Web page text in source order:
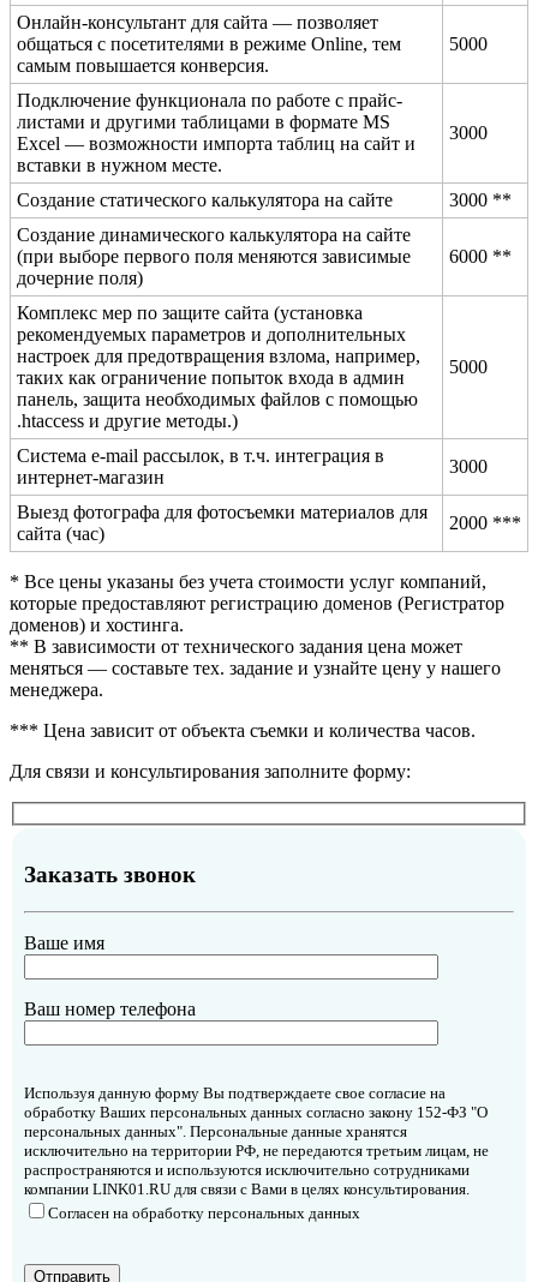
Онлайн-консультант для сайта — позволяет
общаться с посетителями в режиме Online, тем
самым повышается конверсия.
5000
Подключение функционала по работе с прайс-
листами и другими таблицами в формате MS
Excel — возможности импорта таблиц на сайт и
вставки в нужном месте.
3000
Создание статического калькулятора на сайте
3000 **
Создание динамического калькулятора на сайте
(при выборе первого поля меняются зависимые
дочерние поля)
6000 **
Комплекс мер по защите сайта (установка
рекомендуемых параметров и дополнительных
настроек для предотвращения взлома, например,
таких как ограничение попыток входа в админ
панель, защита необходимых файлов с помощью
.htaccess и другие методы.)
5000
Система e-mail рассылок, в т.ч. интеграция в
интернет-магазин
3000
Выезд фотографа для фотосъемки материалов для
сайта (час)
2000 ***
* Все цены указаны без учета стоимости услуг компаний,
которые предоставляют регистрацию доменов (Регистратор
доменов) и хостинга.
** В зависимости от технического задания цена может
меняться — составьте тех. задание и узнайте цену у нашего
менеджера.
*** Цена зависит от объекта съемки и количества часов.
Для связи и консультирования заполните форму:
Заказать звонок
Ваше имя
Ваш номер телефона
Используя данную форму Вы подтверждаете свое согласие на
обработку Ваших персональных данных согласно закону 152-ФЗ "О
персональных данных". Персональные данные хранятся
исключительно на территории РФ, не передаются третьим лицам, не
распространяются и используются исключительно сотрудниками
компании LINK01.RU для связи с Вами в целях консультирования.
Согласен на обработку персональных данных